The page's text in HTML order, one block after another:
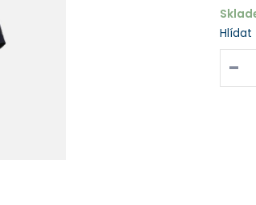
Hlídat
-